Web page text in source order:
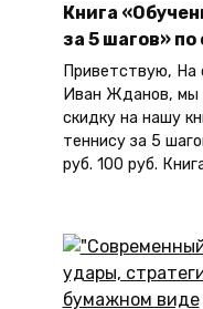
Книга
за 5 шагов» по
Приветствую, На
Иван Жданов, мы
скидку на нашу
теннису за 5
руб. 100 руб.